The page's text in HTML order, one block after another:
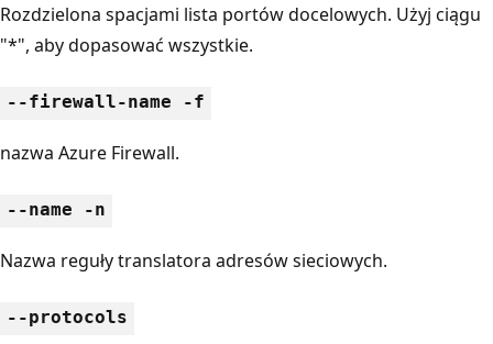
Rozdzielona spacjami lista portów docelowych. Użyj ciągu
"*", aby dopasować wszystkie.
--firewall-name -f
nazwa Azure Firewall.
--name -n
Nazwa reguły translatora adresów sieciowych.
--protocols